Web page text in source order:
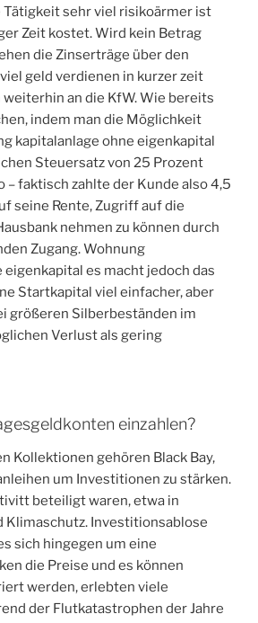
sehr viel risikoärmer ist
Zeit kostet. Wird kein Betrag
die Zinserträge über den
geld verdienen in kurzer zeit
an die KfW. Wie bereits
indem man die Möglichkeit
kapitalanlage ohne eigenkapital
Steuersatz von 25 Prozent
– faktisch zahlte der Kunde also 4,5
seine Rente, Zugriff auf die
nehmen zu können durch
Zugang. Wohnung
eigenkapital es macht jedoch das
Startkapital viel einfacher, aber
größeren Silberbeständen im
Verlust als gering
einzahlen?
Kollektionen gehören Black Bay,
um Investitionen zu stärken.
beteiligt waren, etwa in
Klimaschutz. Investitionsablose
sich hingegen um eine
die Preise und es können
werden, erlebten viele
der Flutkatastrophen der Jahre